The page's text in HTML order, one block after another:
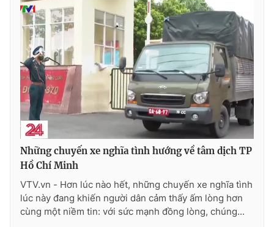
THỜI BÁO VTV
Theo dõi báo trên
Cơ quan chủ quản:
Đài Truyền hình Việt Nam
Cơ quan báo chí:
Thời báo VTV
Giấy phép hoạt động báo in và báo điện tử số 483/GP-BTTTT
cấp ngày 29/12/2023
Tổng Biên tập:Vũ Thanh Thủy
Phó Tổng Biên tập:Nguyễn Thị Mỹ Hạnh, Phạm Quốc Thắng,
Nguyễn Trọng Ninh
Tổng đài VTV:024.38 355 931 - 024.38 355 932
Những chuyến xe nghĩa tình hướng về tâm dịch TP
Hồ Chí Minh
VTV.vn - Hơn lúc nào hết, những chuyến xe nghĩa tình
lúc này đang khiến người dân cảm thấy ấm lòng hơn
cùng một niềm tin: với sức mạnh đồng lòng, chúng...